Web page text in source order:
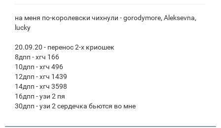
на меня по-королевски чихнули - gorodymore, Aleksevna,
lucky
20.09.20 - перенос 2-х криошек
8дпп - хгч 166
10дпп - хгч 496
12дпп - хгч 1439
14дпп - хгч 3598
16дпп - узи 2 пя
30дпп - узи 2 сердечка бьются во мне